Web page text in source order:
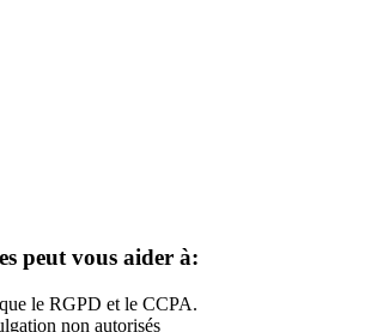
peut vous aider à:
le RGPD et le CCPA.
non autorisés